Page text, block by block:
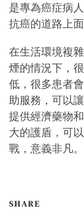
是專為癌症病
抗癌的道路上
在生活環境複
煙的情況下，
低，很多患者
助服務，可以
提供經濟藥物
大的護盾，可
戰，意義非凡。
SHARE